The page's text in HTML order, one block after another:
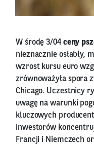
W środę 3/04ceny
nieznacznie osłabły,
wzrost kursu euro
zrównoważyła spora
Chicago. Uczestnicy
uwagę na warunki
kluczowych
inwestorów
Francji i Niemczech